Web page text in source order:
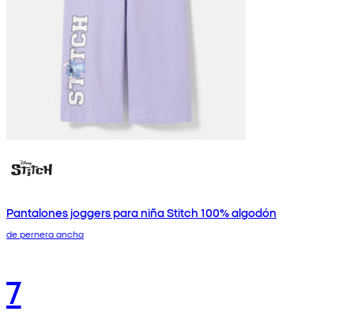
Pantalones joggers para niña Stitch 100% algodón
de pernera ancha
7